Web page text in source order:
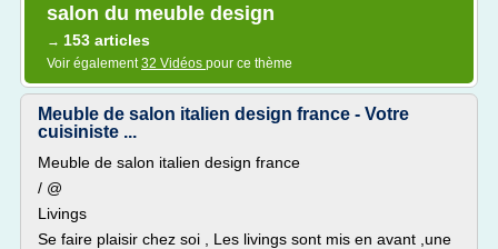
salon du meuble design
→ 153 articles
Voir également32 Vidéos pour ce thème
Meuble de salon italien design france - Votre
cuisiniste ...
Meuble de salon italien design france
/ @
Livings
Se faire plaisir chez soi , Les livings sont mis en avant ,une